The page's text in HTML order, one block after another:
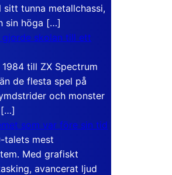
sitt tunna metallchassi,
sin höga […]
gjorde skolan till ett
till ZX Spectrum
de flesta spel på
och monster
[…]
som var före sin tid
talets mest
Med grafiskt
avancerat ljud